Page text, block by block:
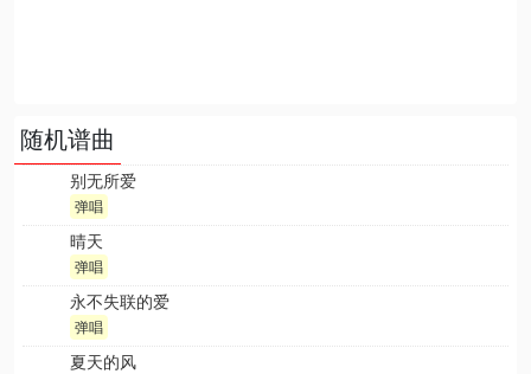
随机谱曲
别无所爱
弹唱
晴天
弹唱
永不失联的爱
弹唱
夏天的风